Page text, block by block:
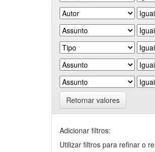
Retornar valores
Adicionar filtros:
Utilizar filtros para refinar o